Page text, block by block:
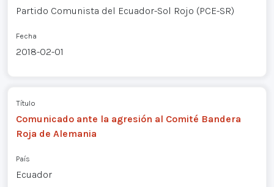
Partido Comunista del Ecuador-Sol Rojo (PCE-SR)
Fecha
2018-02-01
Título
Comunicado ante la agresión al Comité Bandera
Roja de Alemania
País
Ecuador